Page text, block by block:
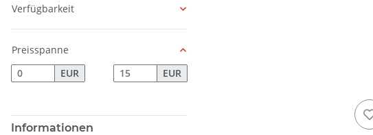
Verfügbarkeit
Preisspanne
EUR
EUR
Informationen